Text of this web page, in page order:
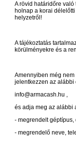
A rövid határidőre
holnap a korai
helyzetről!
A tájékoztatás
körülményekre és a
Amennyiben még
jelentkezzen az
info@armacash.hu ,
és adja meg az alábbi
- megrendelt géptípus,
- megrendelő neve,